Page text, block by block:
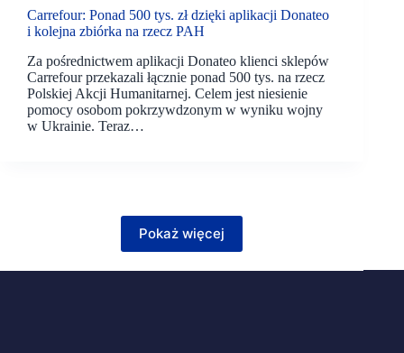
Carrefour: Ponad 500 tys. zł dzięki aplikacji Donateo
i kolejna zbiórka na rzecz PAH
Za pośrednictwem aplikacji Donateo klienci sklepów
Carrefour przekazali łącznie ponad 500 tys. na rzecz
Polskiej Akcji Humanitarnej. Celem jest niesienie
pomocy osobom pokrzywdzonym w wyniku wojny
w Ukrainie. Teraz…
Pokaż więcej